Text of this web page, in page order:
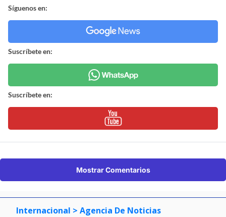
Síguenos en:
Suscríbete en:
Suscríbete en:
Mostrar Comentarios
Internacional > Agencia De Noticias